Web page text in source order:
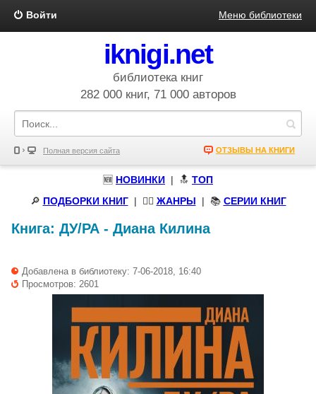
Войти Меню библиотеки
iknigi.net
библиотека книг
282 000 книг, 71 000 авторов
Полная версия сайта ОТЗЫВЫ НА КНИГИ
🆕 НОВИНКИ | 🔝 ТОП
🔎 ПОДБОРКИ КНИГ| 🧝‍♀️ ЖАНРЫ | 📚 СЕРИИ КНИГ
Книга: ДУ/РА - Диана Килина
Добавлена в библиотеку: 7-06-2018, 16:40
Просмотров: 2601